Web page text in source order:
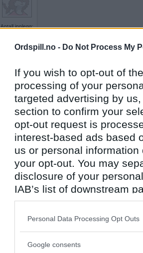
Ordspill.no - Do Not Process My
If you wish to opt-out of
processing of your
targeted advertising by
section to confirm your
opt-out request is
interest-based ads based
us or personal
your opt-out. You may
disclosure of your
IAB’s list of downstream
also be disclosed by us
Downstream Participants
Please note that this
Personal Data Processing Opt Outs
Google consents
Antall innlegg:
London Rose
Antall innlegg:
11499
Antall innlegg:
Torino